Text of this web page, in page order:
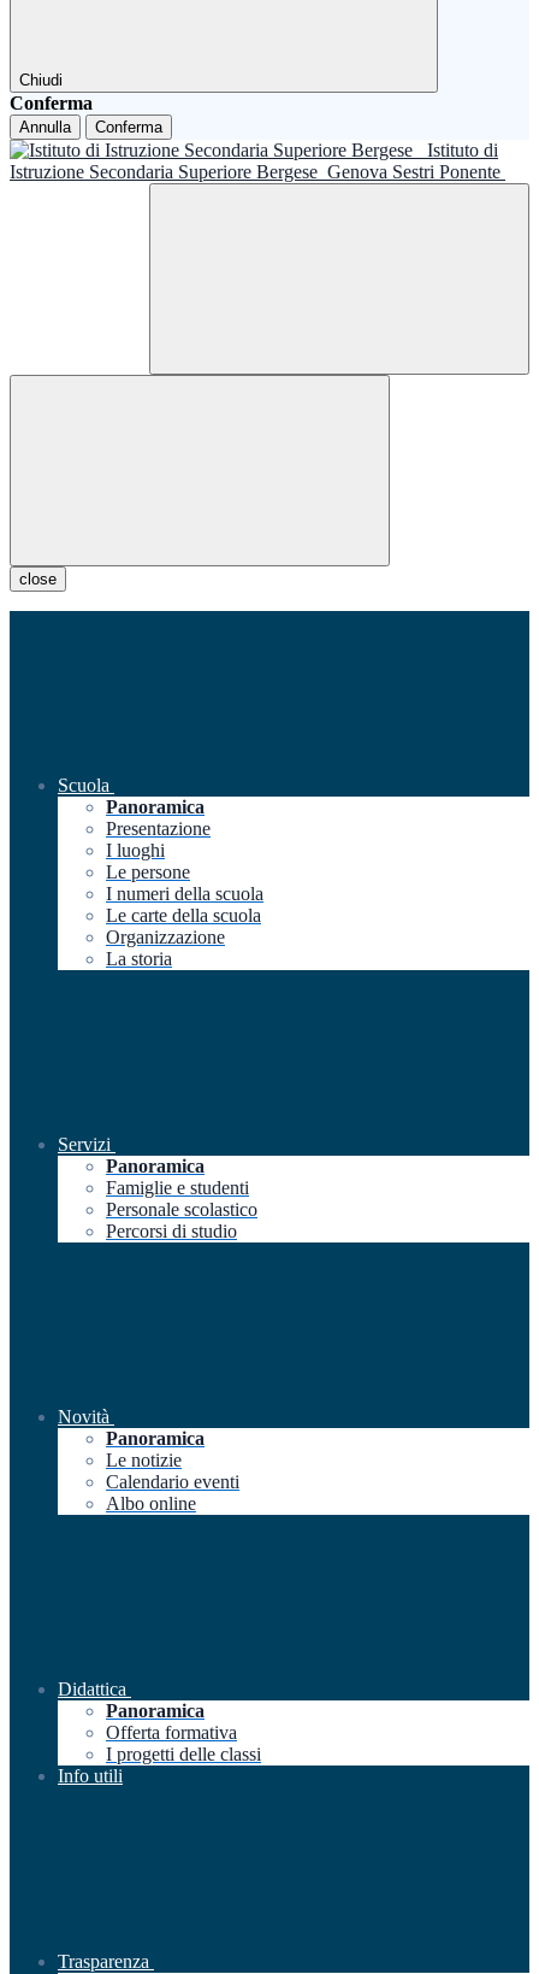
Chiudi
Conferma
Annulla Conferma
Istituto di
Istruzione Secondaria Superiore Bergese Genova Sestri Ponente
close
Scuola
Panoramica
Presentazione
I luoghi
Le persone
I numeri della scuola
Le carte della scuola
Organizzazione
La storia
Servizi
Panoramica
Famiglie e studenti
Personale scolastico
Percorsi di studio
Novità
Panoramica
Le notizie
Calendario eventi
Albo online
Didattica
Panoramica
Offerta formativa
I progetti delle classi
Info utili
Trasparenza